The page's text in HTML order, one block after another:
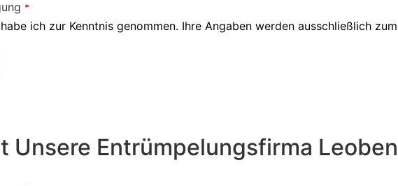
*
ich zur Kenntnis genommen. Ihre Angaben werden ausschließlich
Unsere Entrümpelungsfirma Leoben